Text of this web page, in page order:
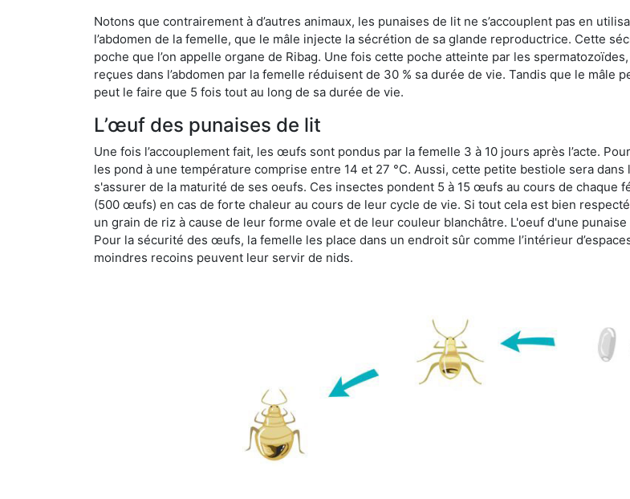
Notons que contrairement à d’autres animaux, les punaises de lit ne s’accouplent pas en
l’abdomen de la femelle, que le mâle injecte la sécrétion de sa glande reproductrice. Cette
poche que l’on appelle organe de Ribag. Une fois cette poche atteinte par les
reçues dans l’abdomen par la femelle réduisent de 30 % sa durée de vie. Tandis que le mâle
peut le faire que 5 fois tout au long de sa durée de vie.
L’œuf des punaises de lit
Une fois l’accouplement fait, les œufs sont pondus par la femelle 3 à 10 jours après l’acte.
les pond à une température comprise entre 14 et 27 °C. Aussi, cette petite bestiole sera
s'assurer de la maturité de ses oeufs. Ces insectes pondent 5 à 15 œufs au cours de
(500 œufs) en cas de forte chaleur au cours de leur cycle de vie. Si tout cela est bien
un grain de riz à cause de leur forme ovale et de leur couleur blanchâtre. L'oeuf d'une
Pour la sécurité des œufs, la femelle les place dans un endroit sûr comme l’intérieur
moindres recoins peuvent leur servir de nids.